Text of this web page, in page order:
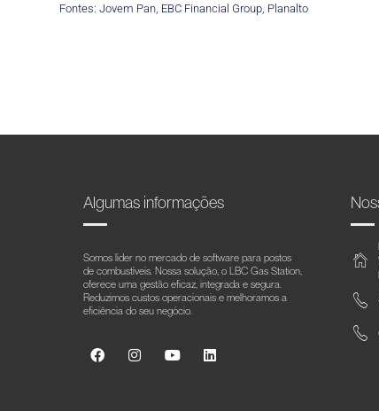
Fontes: Jovem Pan, EBC Financial Group, Planalto
Algumas informações
Somos líder no mercado de software para postos
de combustíveis. Nossa solução, o LBC Gas Station,
oferece uma gestão eficaz, integrada e segura.
Reduzimos custos operacionais e melhoramos a
eficiência do seu negócio.